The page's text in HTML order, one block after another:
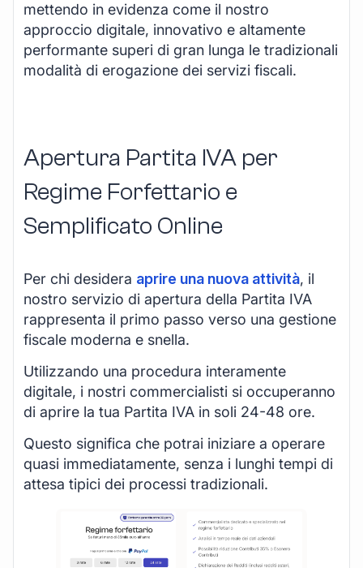
mettendo in evidenza come il nostro
approccio digitale, innovativo e altamente
performante superi di gran lunga le tradizionali
modalità di erogazione dei servizi fiscali.
Apertura Partita IVA per
Regime Forfettario e
Semplificato Online
Per chi desidera aprire una nuova attività, il
nostro servizio di apertura della Partita IVA
rappresenta il primo passo verso una gestione
fiscale moderna e snella.
Utilizzando una procedura interamente
digitale, i nostri commercialisti si occuperanno
di aprire la tua Partita IVA in soli 24-48 ore.
Questo significa che potrai iniziare a operare
quasi immediatamente, senza i lunghi tempi di
attesa tipici dei processi tradizionali.